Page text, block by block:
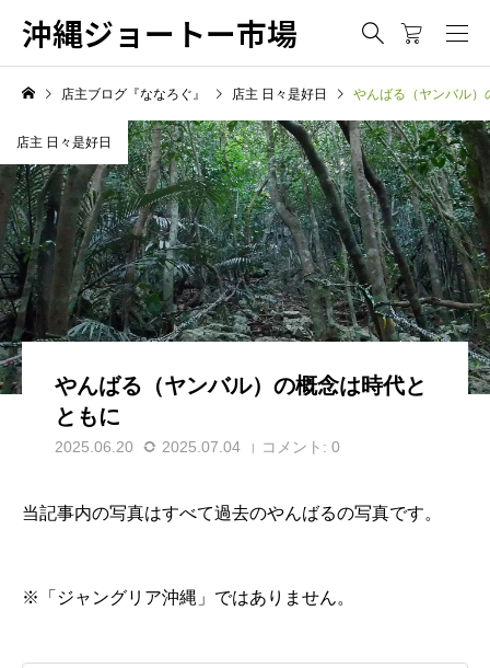
沖縄ジョートー市場
店主ブログ『ななろぐ』 店主 日々是好日 やんばる（ヤンバル）
店主 日々是好日
やんばる（ヤンバル）の概念は時代と
ともに
2025.06.20 2025.07.04 コメント: 0
当記事内の写真はすべて過去のやんばるの写真です。
※「ジャングリア沖縄」ではありません。